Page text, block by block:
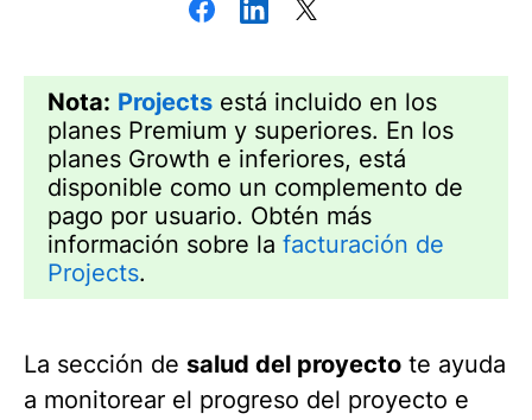
Nota: Projects está incluido en los
planes Premium y superiores. En los
planes Growth e inferiores, está
disponible como un complemento de
pago por usuario. Obtén más
información sobre la facturación de
Projects.
La sección de salud del proyecto te ayuda
a monitorear el progreso del proyecto e